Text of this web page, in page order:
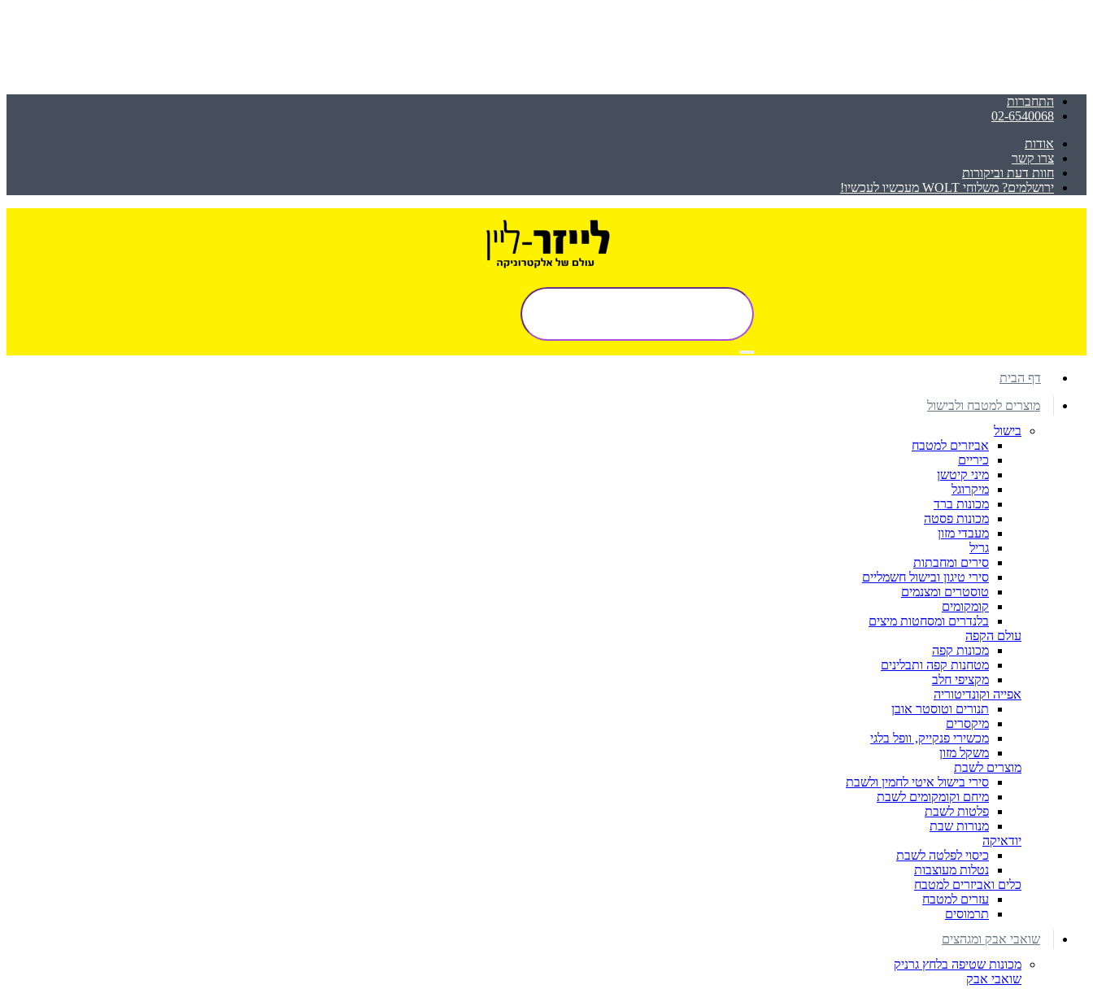
התחברות
02-6540068
אודות
צרו קשר
חוות דעת וביקורות
ירושלמים? משלוחי WOLT מעכשיו לעכשיו!
דף הבית
מוצרים למטבח ולבישול
בישול
אביזרים למטבח
כיריים
מיני קיטשן
מיקרוגל
מכונות ברד
מכונות פסטה
מעבדי מזון
גריל
סירים ומחבתות
סירי טיגון ובישול חשמליים
טוסטרים ומצנמים
קומקומים
בלנדרים ומסחטות מיצים
עולם הקפה
מכונות קפה
מטחנות קפה ותבלינים
מקציפי חלב
אפייה וקונדיטוריה
תנורים וטוסטר אובן
מיקסרים
מכשירי פנקייק, וופל בלגי
משקל מזון
מוצרים לשבת
סירי בישול איטי לחמין ולשבת
מיחם וקומקומים לשבת
פלטות לשבת
מנורות שבת
יודאיקה
כיסוי לפלטה לשבת
נטלות מעוצבות
כלים ואביזרים למטבח
עזרים למטבח
תרמוסים
שואבי אבק ומגהצים
מכונות שטיפה בלחץ גרניק
שואבי אבק